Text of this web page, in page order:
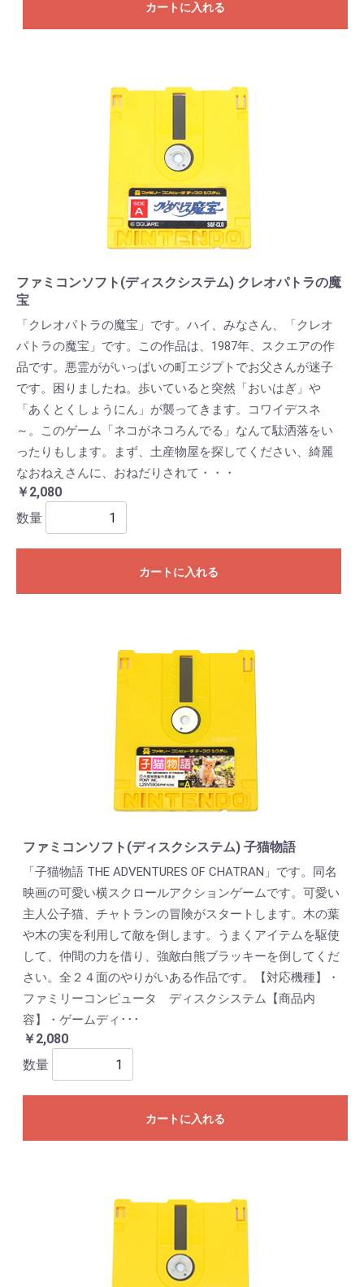
カートに入れる
ファミコンソフト(ディスクシステム) クレオパトラの魔
宝
「クレオパトラの魔宝」です。ハイ、みなさん、「クレオ
パトラの魔宝」です。この作品は、1987年、スクエアの作
品です。悪霊ががいっぱいの町エジプトでお父さんが迷子
です。困りましたね。歩いていると突然「おいはぎ」や
「あくとくしょうにん」が襲ってきます。コワイデスネ
～。このゲーム「ネコがネコろんでる」なんて駄洒落をい
ったりもします。まず、土産物屋を探してください、綺麗
なおねえさんに、おねだりされて・・・
￥2,080
数量
カートに入れる
ファミコンソフト(ディスクシステム) 子猫物語
「子猫物語 THE ADVENTURES OF CHATRAN」です。同名
映画の可愛い横スクロールアクションゲームです。可愛い
主人公子猫、チャトランの冒険がスタートします。木の葉
や木の実を利用して敵を倒します。うまくアイテムを駆使
して、仲間の力を借り、強敵白熊ブラッキーを倒してくだ
さい。全２４面のやりがいある作品です。【対応機種】・
ファミリーコンピュータ ディスクシステム【商品内
容】・ゲームディ･･･
￥2,080
数量
カートに入れる